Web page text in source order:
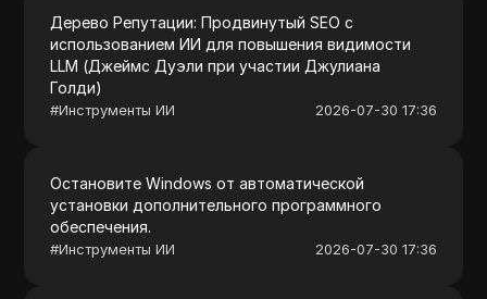
Дерево Репутации: Продвинутый SEO с
использованием ИИ для повышения видимости
LLM (Джеймс Дуэли при участии Джулиана
Голди)
#Инструменты ИИ 2026-07-30 17:36
Остановите Windows от автоматической
установки дополнительного программного
обеспечения.
#Инструменты ИИ 2026-07-30 17:36